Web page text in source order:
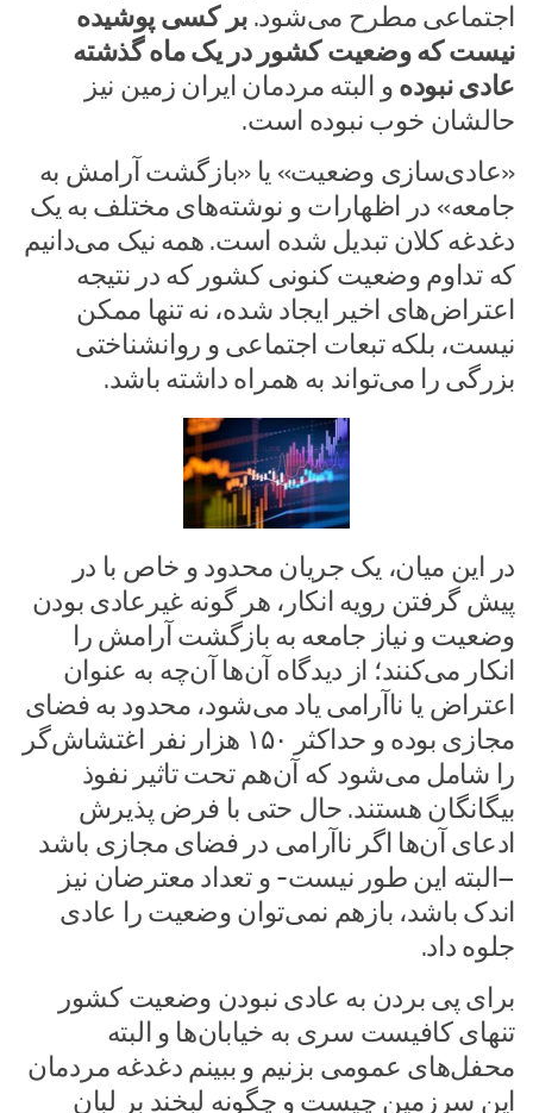
اجتماعی مطرح می‌شود. بر کسی پوشیده
نیست که وضعیت کشور در یک ماه گذشته
عادی نبوده و البته مردمان ایران زمین نیز
حالشان خوب نبوده است.
«عادی‌سازی وضعیت» یا «بازگشت آرامش به
جامعه» در اظهارات و نوشته‌های مختلف به یک
دغدغه کلان تبدیل شده است. همه نیک می‌دانیم
که تداوم وضعیت کنونی کشور که در نتیجه
اعتراض‌های اخیر ایجاد شده، نه تنها ممکن
نیست، بلکه تبعات اجتماعی و روانشناختی
بزرگی را می‌تواند به همراه داشته باشد.
در این میان، یک جریان محدود و خاص با در
پیش گرفتن رویه انکار، هر گونه غیرعادی بودن
وضعیت و نیاز جامعه به بازگشت آرامش را
انکار می‌کنند؛ از دیدگاه آن‌ها آن‌چه به عنوان
اعتراض یا ناآرامی یاد می‌شود، محدود به فضای
مجازی بوده و حداکثر ۱۵۰ هزار نفر اغتشاش‌گر
را شامل می‌شود که آن‌هم تحت تاثیر نفوذ
بیگانگان هستند. حال حتی با فرض پذیرش
ادعای آن‌ها اگر ناآرامی در فضای مجازی باشد
–البته این طور نیست- و تعداد معترضان نیز
اندک باشد، بازهم نمی‌توان وضعیت را عادی
جلوه داد.
برای پی بردن به عادی نبودن وضعیت کشور
تنهای کافیست سری به خیابان‌ها و البته
محفل‌های عمومی بزنیم و ببینم دغدغه مردمان
این سرزمین چیست و چگونه لبخند بر لبان